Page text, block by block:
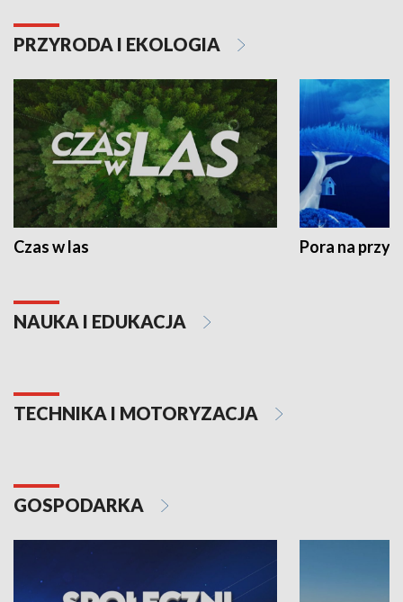
PRZYRODA I EKOLOGIA
Czas w las Pora na
NAUKA I EDUKACJA
TECHNIKA I MOTORYZACJA
GOSPODARKA